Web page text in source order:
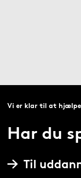
Vi er klar til at hjælpe
Har du
Til